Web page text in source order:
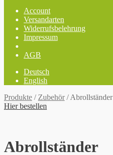
Account
Versandarten
Widerrufsbelehrung
Impressum
AGB
Deutsch
English
Produkte / Zubehör/Abrollständer
Hier bestellen
Abrollständer